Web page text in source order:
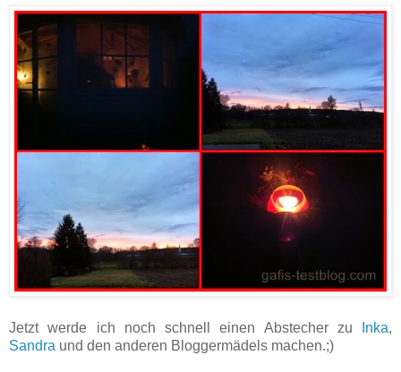
Jetzt werde ich noch schnell einen Abstecher zu Inka,
Sandra und den anderen Bloggermädels machen.;)